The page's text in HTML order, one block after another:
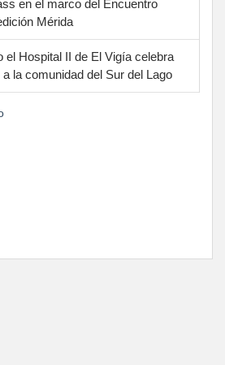
en el marco del Encuentro
Mérida
el Hospital II de El Vigía celebra
la comunidad del Sur del Lago